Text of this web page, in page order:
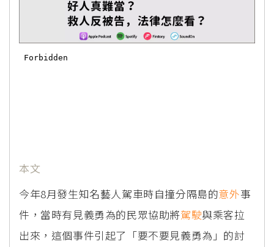
本文
今年8月發生知名藝人駕車時自撞分隔島的意外事
件，當時有見義勇為的民眾協助將駕駛與乘客拉
出來，這個事件引起了「要不要見義勇為」的討